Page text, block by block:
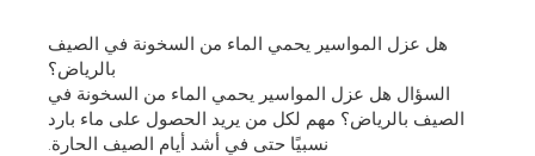
هل عزل المواسير يحمي الماء من السخونة في الصيف
بالرياض؟
السؤال هل عزل المواسير يحمي الماء من السخونة في
الصيف بالرياض؟ مهم لكل من يريد الحصول على ماء بارد
نسبيًا حتى في أشد أيام الصيف الحارة.